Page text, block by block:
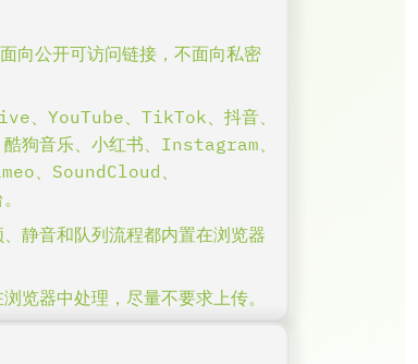
公开可访问链接，不面向私密
、YouTube、TikTok、抖音、
音乐、小红书、Instagram、
、SoundCloud、
音和队列流程都内置在浏览器
览器中处理，尽量不要求上传。